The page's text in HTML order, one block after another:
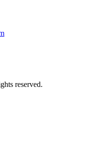
Standorten
reserved.